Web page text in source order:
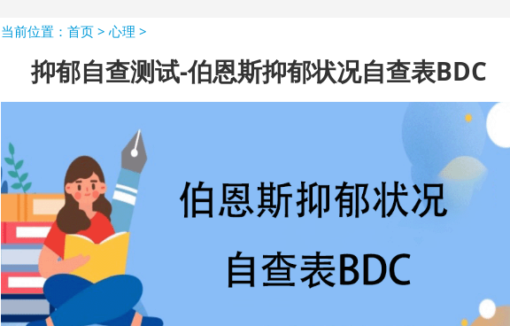
当前位置： 首页 > 心理 >
抑郁自查测试-伯恩斯抑郁状况自查表BDC